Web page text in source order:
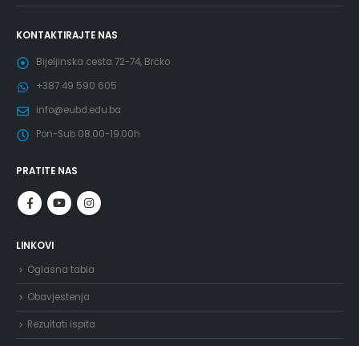
KONTAKTIRAJTE NAS
Bijeljinska cesta 72-74, Brčko
+387 49 590 605
info@eubd.edu.ba
Pon-Sub 08.00-19.00h
PRATITE NAS
LINKOVI
Oglasna tabla
Obavjestenja
Rezultati ispita